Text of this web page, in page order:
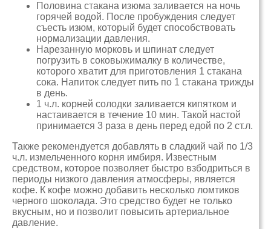
Половина стакана изюма заливается на ночь
горячей водой. После пробуждения следует
съесть изюм, который будет способствовать
нормализации давления.
Нарезанную морковь и шпинат следует
погрузить в соковыжималку в количестве,
которого хватит для приготовления 1 стакана
сока. Напиток следует пить по 1 стакана трижды
в день.
1 ч.л. корней солодки заливается кипятком и
настаивается в течение 10 мин. Такой настой
принимается 3 раза в день перед едой по 2 ст.л.
Также рекомендуется добавлять в сладкий чай по 1/3
ч.л. измельченного корня имбиря. Известным
средством, которое позволяет быстро взбодриться в
периоды низкого давления атмосферы, является
кофе. К кофе можно добавить несколько ломтиков
черного шоколада. Это средство будет не только
вкусным, но и позволит повысить артериальное
давление.